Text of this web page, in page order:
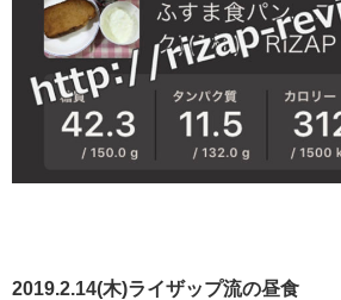
2019.2.14(木)ライザップ流の昼食